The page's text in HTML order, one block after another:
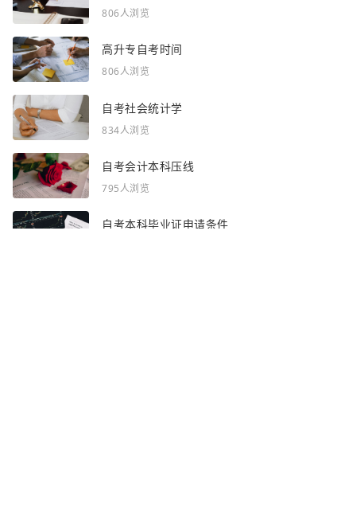
806人浏览
高升专自考时间
806人浏览
自考社会统计学
834人浏览
自考会计本科压线
795人浏览
自考本科毕业证申请条件